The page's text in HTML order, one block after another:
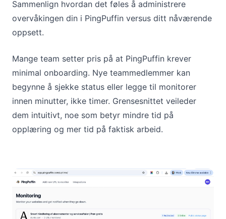
Sammenlign hvordan det føles å administrere
overvåkingen din i PingPuffin versus ditt nåværende
oppsett.
Mange team setter pris på at PingPuffin krever
minimal onboarding. Nye teammedlemmer kan
begynne å sjekke status eller legge til monitorer
innen minutter, ikke timer. Grensesnittet veileder
dem intuitivt, noe som betyr mindre tid på
opplæring og mer tid på faktisk arbeid.